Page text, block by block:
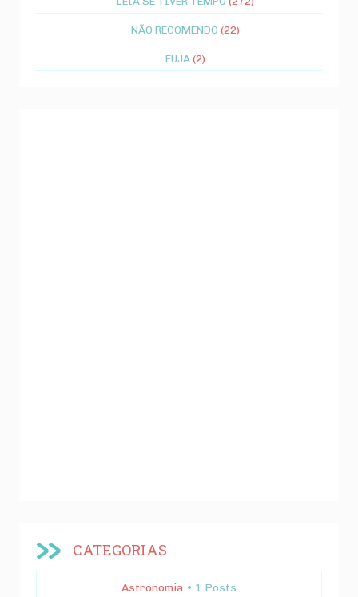
NÃO RECOMENDO (22)
FUJA (2)
CATEGORIAS
Astronomia • 1 Posts